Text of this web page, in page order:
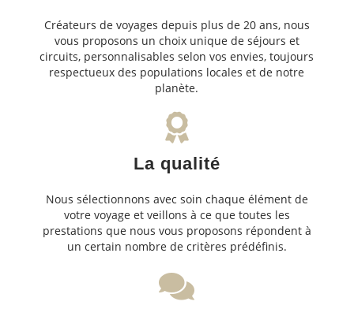
Créateurs de voyages depuis plus de 20 ans, nous
vous proposons un choix unique de séjours et
circuits, personnalisables selon vos envies, toujours
respectueux des populations locales et de notre
planète.
La qualité
Nous sélectionnons avec soin chaque élément de
votre voyage et veillons à ce que toutes les
prestations que nous vous proposons répondent à
un certain nombre de critères prédéfinis.